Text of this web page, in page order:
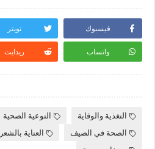
فيسبوك تويتر
واتساب ريدايت
التغذية والوقاية التوعية الصحية
الصحة في الصيف
العناية بالشعر